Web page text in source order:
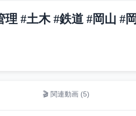
#土木 #鉄道 #岡山 #岡
🎬 関連動画 (5)